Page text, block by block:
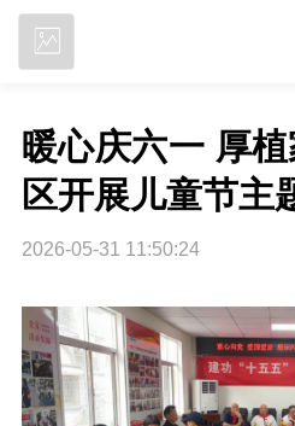
暖心庆六一 厚
区开展儿童节主
2026-05-31 11:50:24